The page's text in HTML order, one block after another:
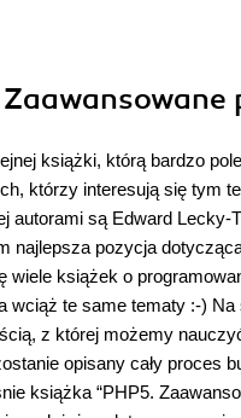
książki, którą bardzo
którzy interesują się tym
autorami są Edward
najlepsza pozycja
wiele książek o
wciąż te same tematy :-)
z której możemy
opisany cały proces
książka “PHP5.